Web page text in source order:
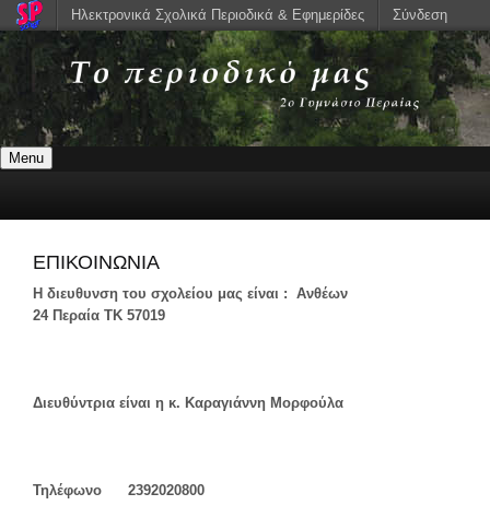
Menu
ΕΠΙΚΟΙΝΩΝΙΑ
Η διευθυνση του σχολείου μας είναι : Ανθέων
24 Περαία ΤΚ 57019
Διευθύντρια είναι η κ. Καραγιάννη Μορφούλα
Τηλέφωνο 2392020800
Ηλεκτρονικά Σχολικά Περιοδικά & Εφημερίδες Σύνδεση